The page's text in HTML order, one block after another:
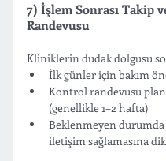
7) İşlem Sonrası Takip
Randevusu
Kliniklerin dudak dolgusu
İlk günler için bakım
Kontrol randevusu
(genellikle 1–2 hafta)
Beklenmeyen durumda
iletişim sağlamasına